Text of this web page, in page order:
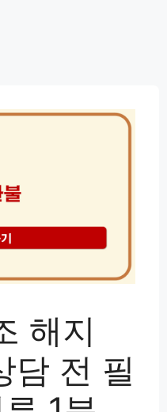
해지
담 전 필